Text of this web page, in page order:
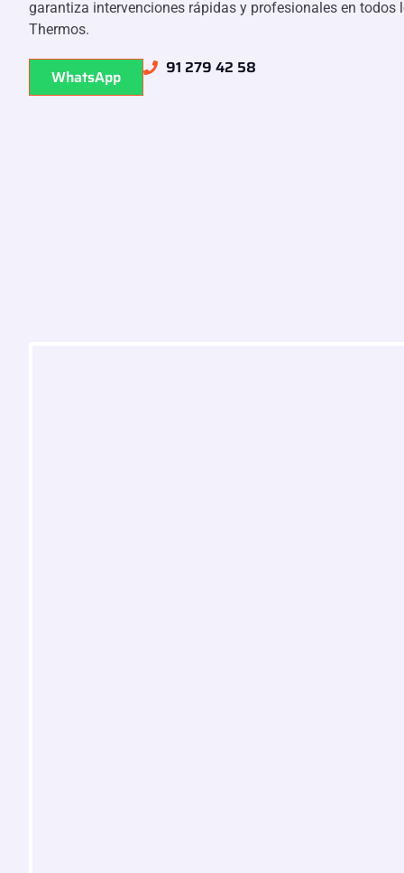
garantiza intervenciones rápidas y profesionales en todos
Thermos.
WhatsApp 91 279 42 58